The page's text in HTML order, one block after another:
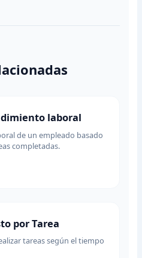
laboral
de un empleado basado
completadas.
por Tarea
tareas según el tiempo